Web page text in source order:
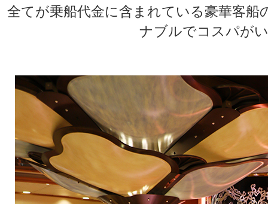
全てが乗船代金に含まれている豪華客
ナブルでコスパが